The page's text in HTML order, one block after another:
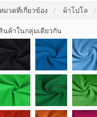
มวดที่เกี่ยวข้อง
ผ้าโปโล
นค้าในกลุ่มเดียวกัน